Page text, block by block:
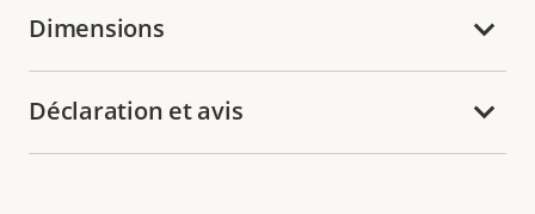
Dimensions
Déclaration et avis